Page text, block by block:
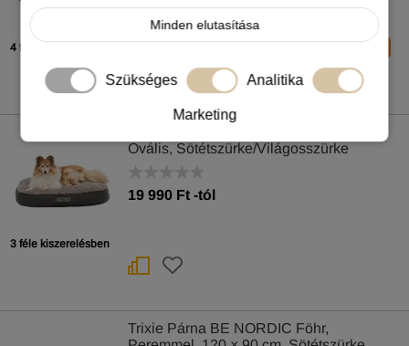
Minden elutasítása
Szükséges Analitika
Marketing
4 féle kiszerelésben
-5%
3 féle kiszerelésben
Ovális, Sötétszürke/Világosszürke
19 990 Ft -tól
Trixie Párna BE NORDIC Föhr,